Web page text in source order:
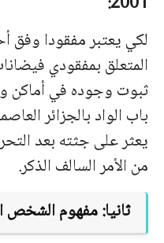
باب الواد بالجزائر
من الأمر السالف الذكر.
ثانيا: مفهوم الشخص